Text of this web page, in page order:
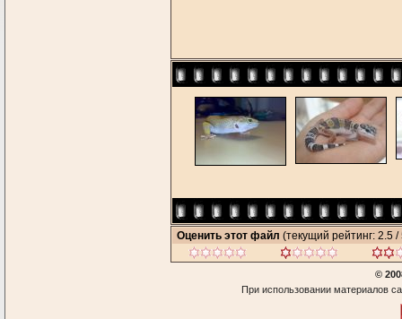
Оценить этот файл (текущий рейтинг: 2.5 /
©
При использовании материалов